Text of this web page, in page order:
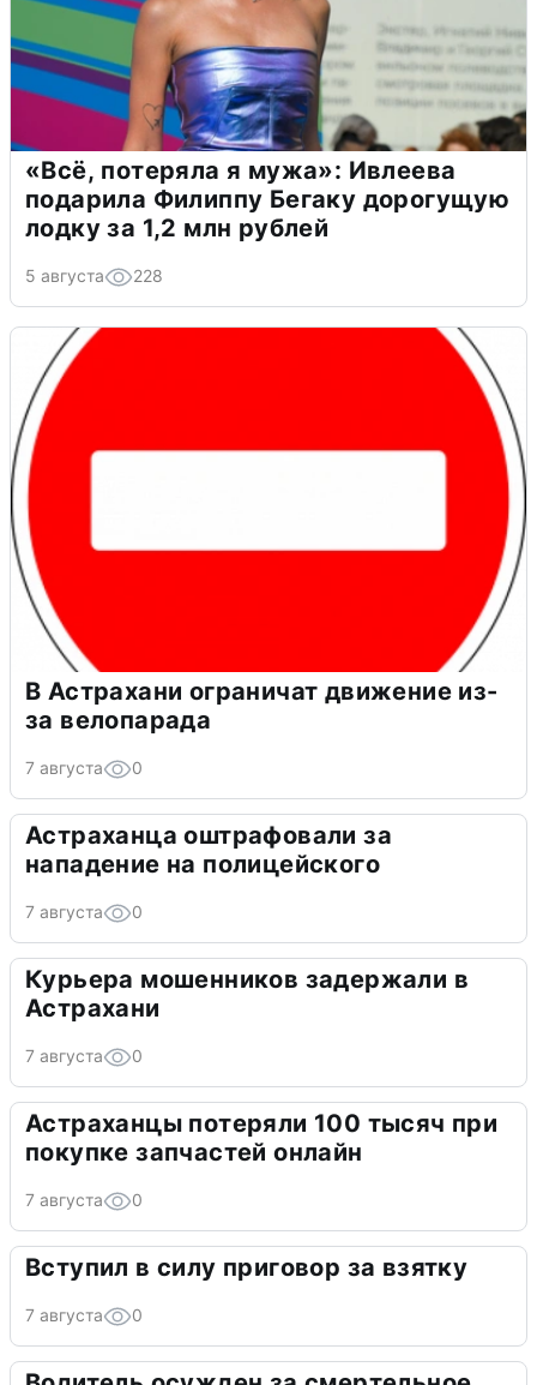
«Всё, потеряла я мужа»: Ивлеева
подарила Филиппу Бегаку дорогущую
лодку за 1,2 млн рублей
5 августа 228
В Астрахани ограничат движение из-
за велопарада
7 августа 0
Астраханца оштрафовали за
нападение на полицейского
7 августа 0
Курьера мошенников задержали в
Астрахани
7 августа 0
Астраханцы потеряли 100 тысяч при
покупке запчастей онлайн
7 августа 0
Вступил в силу приговор за взятку
7 августа 0